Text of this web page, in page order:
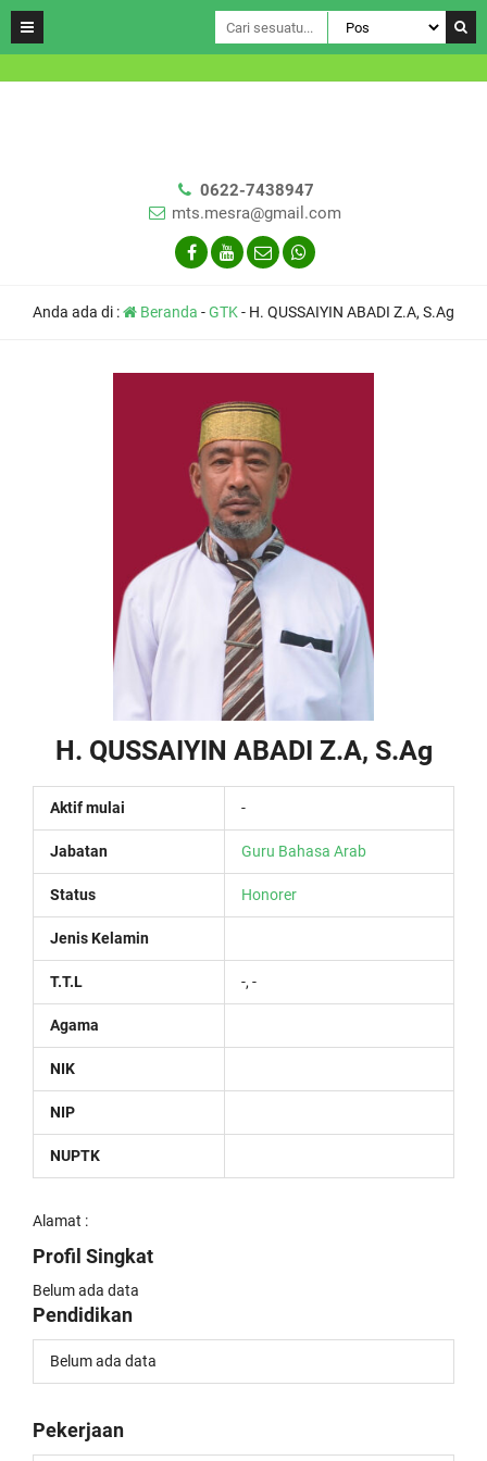
0622-7438947
mts.mesra@gmail.com
Anda ada di : Beranda -GTK- H. QUSSAIYIN ABADI Z.A, S.Ag
H. QUSSAIYIN ABADI Z.A, S.Ag
Aktif mulai -
Jabatan Guru Bahasa Arab
Status Honorer
Jenis Kelamin
T.T.L -, -
Agama
NIK
NIP
NUPTK
Alamat :
Profil Singkat
Belum ada data
Pendidikan
Belum ada data
Pekerjaan